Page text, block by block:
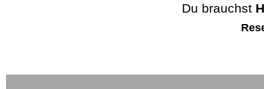
Du brauchst